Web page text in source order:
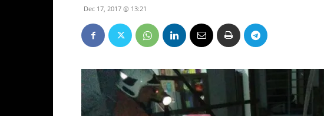
Dec 17, 2017 @ 13:21